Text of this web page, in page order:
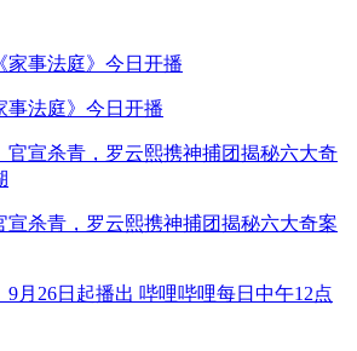
事法庭》今日开播
宣杀青，罗云熙携神捕团揭秘六大奇案